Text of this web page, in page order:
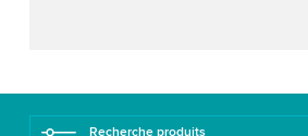
Recherche produits